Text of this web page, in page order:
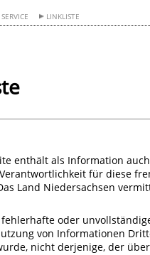
SERVICE LINKLISTE
enthält als Information
für diese
Land Niedersachsen
fehlerhafte oder
von Informationen
nicht derjenige, der